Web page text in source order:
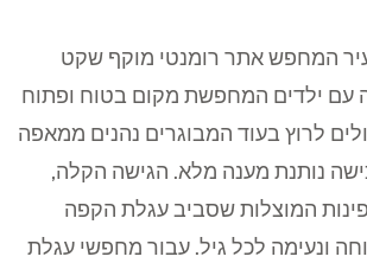
המחפש אתר רומנטי מוקף שקט
עם ילדים המחפשת מקום בטוח ופתוח
לרוץ בעוד המבוגרים נהנים ממאפה
נותנת מענה מלא. הגישה הקלה,
המוצלות שסביב עגלת הקפה
ונעימה לכל גיל. עבור מחפשי עגלת